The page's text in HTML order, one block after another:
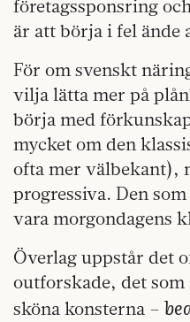
företagssponsring
är att börja i fel ände
För om svenskt
vilja lätta mer på
börja med
mycket om den
ofta mer välbekant),
progressiva. Den
vara morgondagens
Överlag uppstår det
outforskade, det
sköna konsterna –